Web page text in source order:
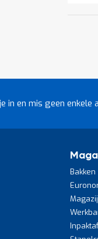
in en mis geen enkele